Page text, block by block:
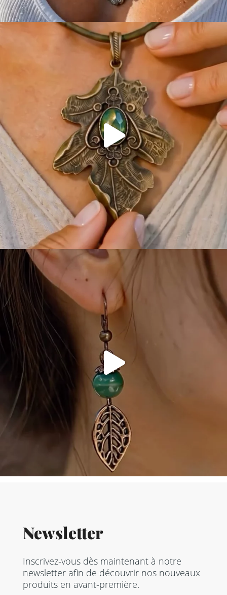
Newsletter
Inscrivez-vous dès maintenant à notre
newsletter afin de découvrir nos nouveaux
produits en avant-première.